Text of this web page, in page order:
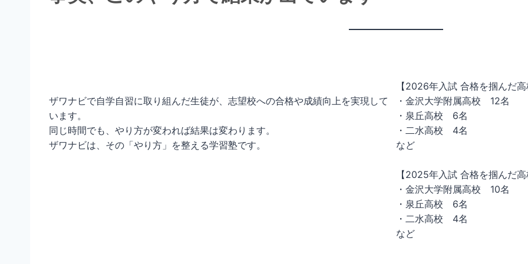
ザワナビで自学自習に取り組んだ生徒が、志望校への合格や成績向上を実現して
います。
同じ時間でも、やり方が変われば結果は変わります。
ザワナビは、その「やり方」を整える学習塾です。
【2026年入試 合格を掴んだ高
・金沢大学附属高校 12名
・泉丘高校 6名
・二水高校 4名
など
【2025年入試 合格を掴んだ高
・金沢大学附属高校 10名
・泉丘高校 6名
・二水高校 4名
など